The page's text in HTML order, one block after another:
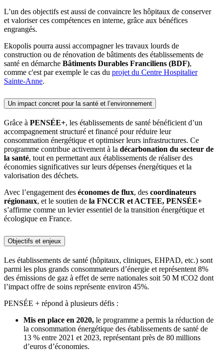
L’un des objectifs est aussi de convaincre les hôpitaux de conserver
et valoriser ces compétences en interne, grâce aux bénéfices
engrangés.
Ekopolis pourra aussi accompagner les travaux lourds de
construction ou de rénovation de bâtiments des établissements de
santé en démarche Bâtiments Durables Franciliens (BDF),
comme c'est par exemple le cas du projet du Centre Hospitalier
Sainte-Anne.
Un impact concret pour la santé et l’environnement
Grâce à PENSÉE+, les établissements de santé bénéficient d’un
accompagnement structuré et financé pour réduire leur
consommation énergétique et optimiser leurs infrastructures. Ce
programme contribue activement à la décarbonation du secteur de
la santé, tout en permettant aux établissements de réaliser des
économies significatives sur leurs dépenses énergétiques et la
valorisation des déchets.
Avec l’engagement des économes de flux, des coordinateurs
régionaux, et le soutien de la FNCCR et ACTEE, PENSÉE+
s’affirme comme un levier essentiel de la transition énergétique et
écologique en France.
Objectifs et enjeux
Les établissements de santé (hôpitaux, cliniques, EHPAD, etc.) sont
parmi les plus grands consommateurs d’énergie et représentent 8%
des émissions de gaz à effet de serre nationales soit 50 M tCO2 dont
l’impact offre de soins représente environ 45%.
PENSÉE + répond à plusieurs défis :
Mis en place en 2020, le programme a permis la réduction de
la consommation énergétique des établissements de santé de
13 % entre 2021 et 2023, représentant près de 80 millions
d’euros d’économies.